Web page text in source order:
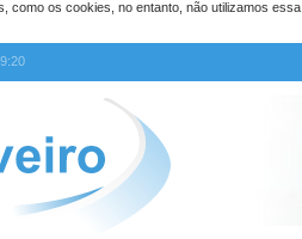
como os cookies, no entanto, não utilizamos